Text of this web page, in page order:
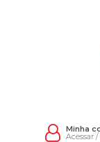
Minha
Acessar/